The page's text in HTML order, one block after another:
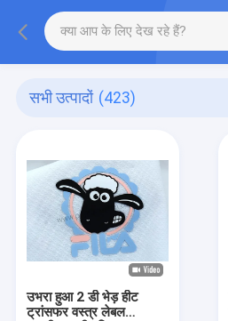
सभी उत्पादों (423)
उभरा हुआ 2 डी भेड़ हीट
ट्रांसफर वस्त्र लेबल